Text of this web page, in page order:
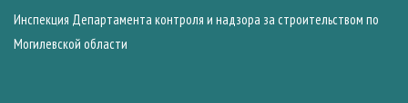
Инспекция Департамента контроля и надзора за строительством по
Могилевской области